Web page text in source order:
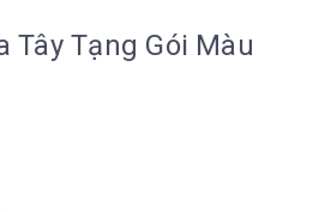
Tây Tạng Gói Màu